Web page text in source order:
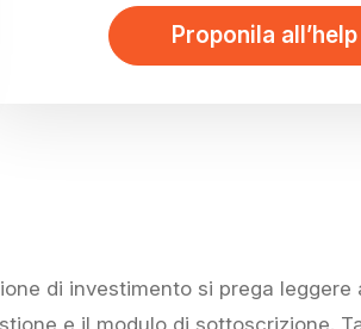
Proponila
di investimento si prega
e il modulo di sottoscrizione.